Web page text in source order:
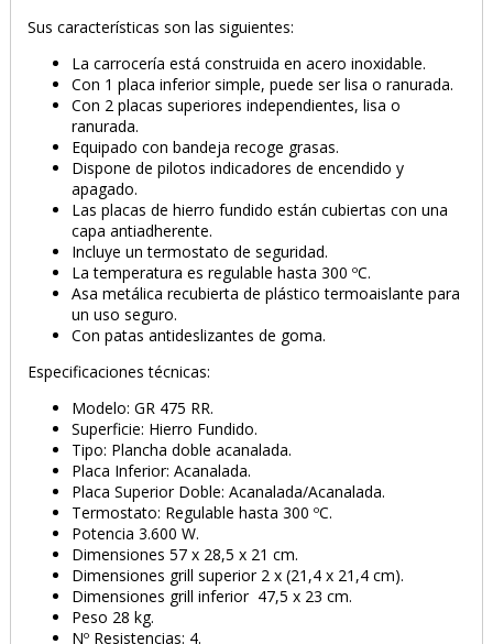
Sus características son las siguientes:
La carrocería está construida en acero inoxidable.
Con 1 placa inferior simple, puede ser lisa o ranurada.
Con 2 placas superiores independientes, lisa o
ranurada.
Equipado con bandeja recoge grasas.
Dispone de pilotos indicadores de encendido y
apagado.
Las placas de hierro fundido están cubiertas con una
capa antiadherente.
Incluye un termostato de seguridad.
La temperatura es regulable hasta 300 ºC.
Asa metálica recubierta de plástico termoaislante para
un uso seguro.
Con patas antideslizantes de goma.
Especificaciones técnicas:
Modelo: GR 475 RR.
Superficie: Hierro Fundido.
Tipo: Plancha doble acanalada.
Placa Inferior: Acanalada.
Placa Superior Doble: Acanalada/Acanalada.
Termostato: Regulable hasta 300 ºC.
Potencia 3.600 W.
Dimensiones 57 x 28,5 x 21 cm.
Dimensiones grill superior 2 x (21,4 x 21,4 cm).
Dimensiones grill inferior 47,5 x 23 cm.
Peso 28 kg.
Nº Resistencias: 4.